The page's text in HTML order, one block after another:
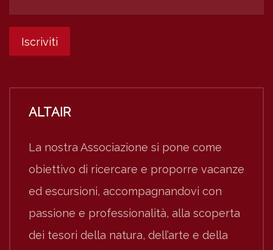
ALTAIR
La nostra Associazione si pone come
obiettivo di ricercare e proporre vacanze
ed escursioni, accompagnandovi con
passione e professionalità, alla scoperta
dei tesori della natura, dell’arte e della